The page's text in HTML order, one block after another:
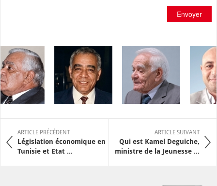
Envoyer
ARTICLE PRÉCÉDENT
Législation économique en
Tunisie et Etat ...
ARTICLE SUIVANT
Qui est Kamel Deguiche,
ministre de la Jeunesse ...